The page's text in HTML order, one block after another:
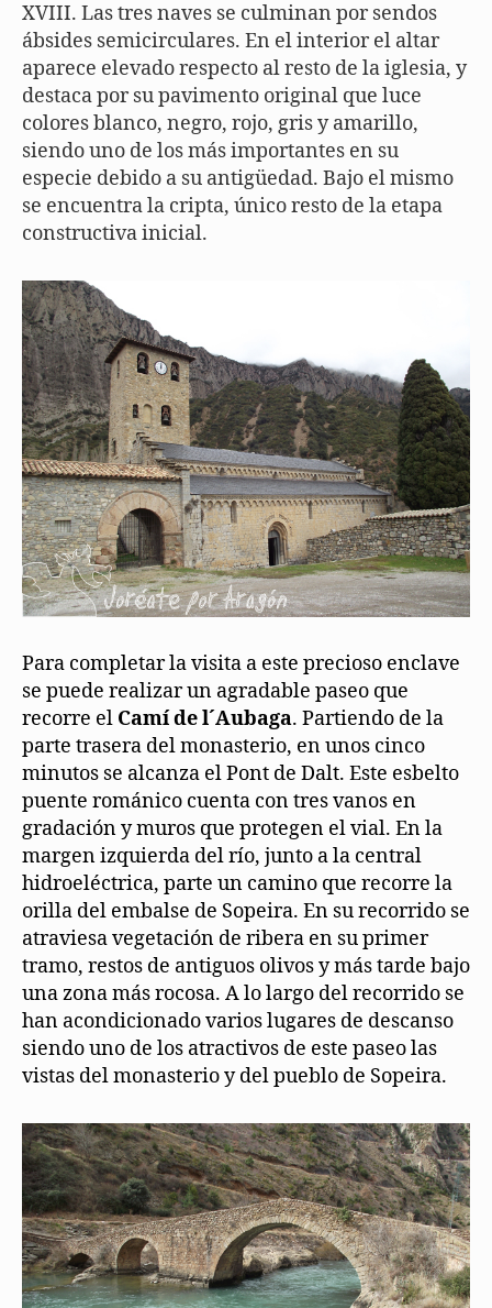
XVIII. Las tres naves se culminan por sendos
ábsides semicirculares. En el interior el altar
aparece elevado respecto al resto de la iglesia, y
destaca por su pavimento original que luce
colores blanco, negro, rojo, gris y amarillo,
siendo uno de los más importantes en su
especie debido a su antigüedad. Bajo el mismo
se encuentra la cripta, único resto de la etapa
constructiva inicial.
Para completar la visita a este precioso enclave
se puede realizar un agradable paseo que
recorre el Camí de l´Aubaga. Partiendo de la
parte trasera del monasterio, en unos cinco
minutos se alcanza el Pont de Dalt. Este esbelto
puente románico cuenta con tres vanos en
gradación y muros que protegen el vial. En la
margen izquierda del río, junto a la central
hidroeléctrica, parte un camino que recorre la
orilla del embalse de Sopeira. En su recorrido se
atraviesa vegetación de ribera en su primer
tramo, restos de antiguos olivos y más tarde bajo
una zona más rocosa. A lo largo del recorrido se
han acondicionado varios lugares de descanso
siendo uno de los atractivos de este paseo las
vistas del monasterio y del pueblo de Sopeira.